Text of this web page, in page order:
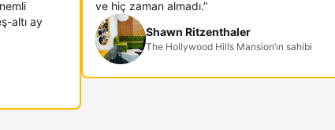
altı ay
ve hiç zaman almadı.”
Shawn Ritzenthaler
The Hollywood Hills Mansion’ın sahibi